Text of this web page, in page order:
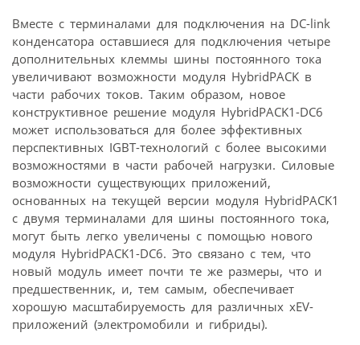
Вместе с терминалами для подключения на DC-link
конденсатора оставшиеся для подключения четыре
дополнительных клеммы шины постоянного тока
увеличивают возможности модуля HybridPACK в
части рабочих токов. Таким образом, новое
конструктивное решение модуля HybridPACK1-DC6
может использоваться для более эффективных
перспективных IGBT-технологий с более высокими
возможностями в части рабочей нагрузки. Силовые
возможности существующих приложений,
основанных на текущей версии модуля HybridPACK1
с двумя терминалами для шины постоянного тока,
могут быть легко увеличены с помощью нового
модуля HybridPACK1-DC6. Это связано с тем, что
новый модуль имеет почти те же размеры, что и
предшественник, и, тем самым, обеспечивает
хорошую масштабируемость для различных xEV-
приложений (электромобили и гибриды).